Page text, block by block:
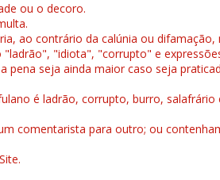
ou o decoro.
ao contrário da calúnia ou
"idiota", "corrupto" e
pena seja ainda maior caso seja
é ladrão, corrupto, burro, salafrário
comentarista para outro; ou